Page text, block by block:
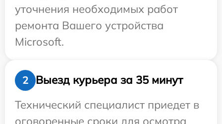
уточнения необходимых работ
ремонта Вашего устройства
Microsoft.
2
Выезд курьера за 35 минут
Технический специалист приедет в
оговоренные сроки для осмотра